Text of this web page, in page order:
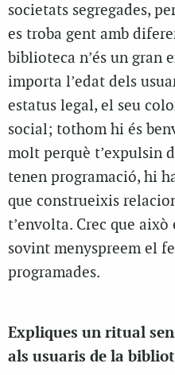
societats segregades,
es troba gent amb
biblioteca n’és un gran
importa l’edat dels
estatus legal, el seu
social; tothom hi és
molt perquè t’expulsin
tenen programació, hi
que construeixis
t’envolta. Crec que
sovint menyspreem el
programades.
Expliques un ritual
als usuaris de la